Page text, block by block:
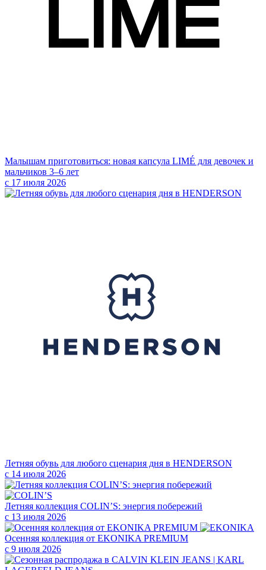
Малышам приготовиться: новая капсула LIMÉ для девочек и
мальчиков 3–6 лет
с 17 июля 2026
Летняя обувь для любого сценария дня в HENDERSON
с 14 июля 2026
Летняя коллекция COLIN’S: энергия побережий
с 13 июля 2026
Осенняя коллекция от EKONIKA PREMIUM
с 9 июля 2026